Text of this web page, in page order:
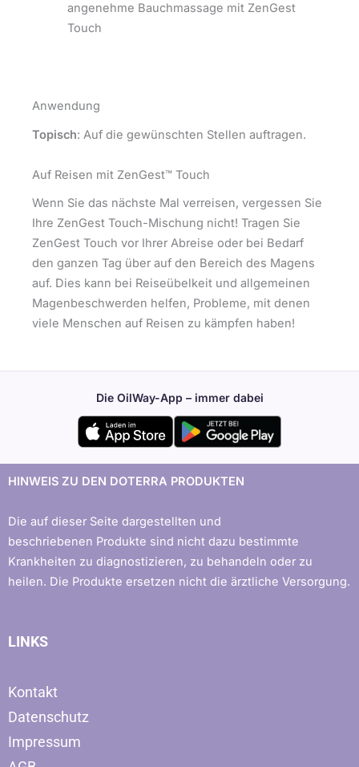
angenehme Bauchmassage mit ZenGest
Touch
Anwendung
Topisch: Auf die gewünschten Stellen auftragen.
Auf Reisen mit ZenGest™ Touch
Wenn Sie das nächste Mal verreisen, vergessen Sie
Ihre ZenGest Touch-Mischung nicht! Tragen Sie
ZenGest Touch vor Ihrer Abreise oder bei Bedarf
den ganzen Tag über auf den Bereich des Magens
auf. Dies kann bei Reiseübelkeit und allgemeinen
Magenbeschwerden helfen, Probleme, mit denen
viele Menschen auf Reisen zu kämpfen haben!
Die OilWay-App – immer dabei
HINWEIS ZU DEN DOTERRA PRODUKTEN
Die auf dieser Seite dargestellten und
beschriebenen Produkte sind nicht dazu bestimmte
Krankheiten zu diagnostizieren, zu behandeln oder zu
heilen. Die Produkte ersetzen nicht die ärztliche Versorgung.
LINKS
Kontakt
Datenschutz
Impressum